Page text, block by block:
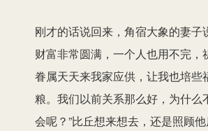
刚才的话说回来，角宿大象的妻子
财富非常圆满，一个人也用不完，
眷属天天来我家应供，让我也培些
粮。我们以前关系那么好，为什么
会呢？”比丘想来想去，还是照顾